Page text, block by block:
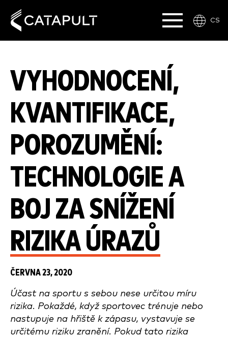
CS
VYHODNOCENÍ,
KVANTIFIKACE,
POROZUMĚNÍ:
TECHNOLOGIE A
BOJ ZA SNÍŽENÍ
RIZIKA ÚRAZŮ
ČERVNA 23, 2020
Účast na sportu s sebou nese určitou míru
rizika. Pokaždé, když sportovec trénuje nebo
nastupuje na hřiště k zápasu, vystavuje se
určitému riziku zranění. Pokud tato rizika